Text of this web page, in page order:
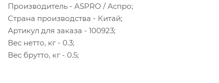
Производитель - ASPRO / Аспро;
Страна производства - Китай;
Артикул для заказа - 100923;
Вес нетто, кг - 0.3;
Вес брутто, кг - 0.5;